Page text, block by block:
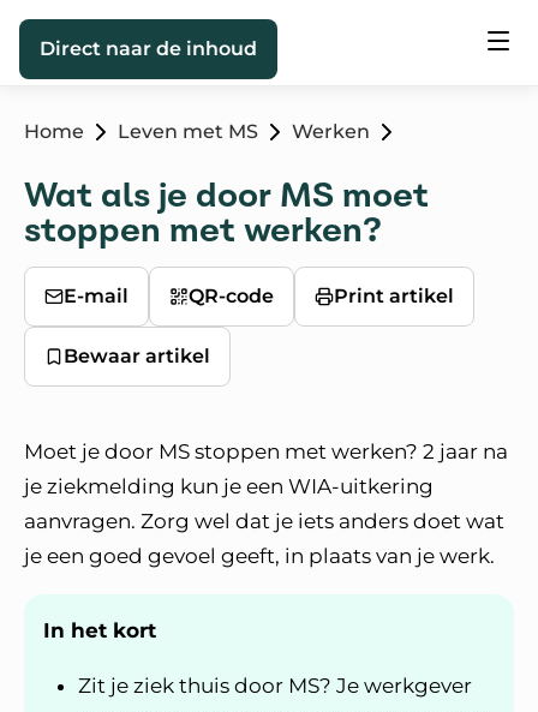
Direct naar de inhoud
Home Leven met MS Werken
Wat als je door MS moet
stoppen met werken?
E-mail QR-code Print artikel
Bewaar artikel
Moet je door MS stoppen met werken? 2 jaar na
je ziekmelding kun je een WIA-uitkering
aanvragen. Zorg wel dat je iets anders doet wat
je een goed gevoel geeft, in plaats van je werk.
In het kort
Zit je ziek thuis door MS? Je werkgever